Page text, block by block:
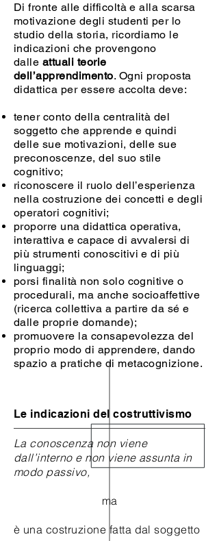
Di fronte alle difficoltà e alla scarsa
motivazione degli studenti per lo
studio della storia, ricordiamo le
indicazioni che provengono
dalle attuali teorie
dell’apprendimento. Ogni proposta
didattica per essere accolta deve:
tener conto della centralità del
soggetto che apprende e quindi
delle sue motivazioni, delle sue
preconoscenze, del suo stile
cognitivo;
riconoscere il ruolo dell’esperienza
nella costruzione dei concetti e degli
operatori cognitivi;
proporre una didattica operativa,
interattiva e capace di avvalersi di
più strumenti conoscitivi e di più
linguaggi;
porsi finalità non solo cognitive o
procedurali, ma anche socioaffettive
(ricerca collettiva a partire da sé e
dalle proprie domande);
promuovere la consapevolezza del
proprio modo di apprendere, dando
spazio a pratiche di metacognizione.
Le indicazioni del costruttivismo
La conoscenza non viene
dall’interno e non viene assunta in
modo passivo,
ma
è una costruzione fatta dal soggetto